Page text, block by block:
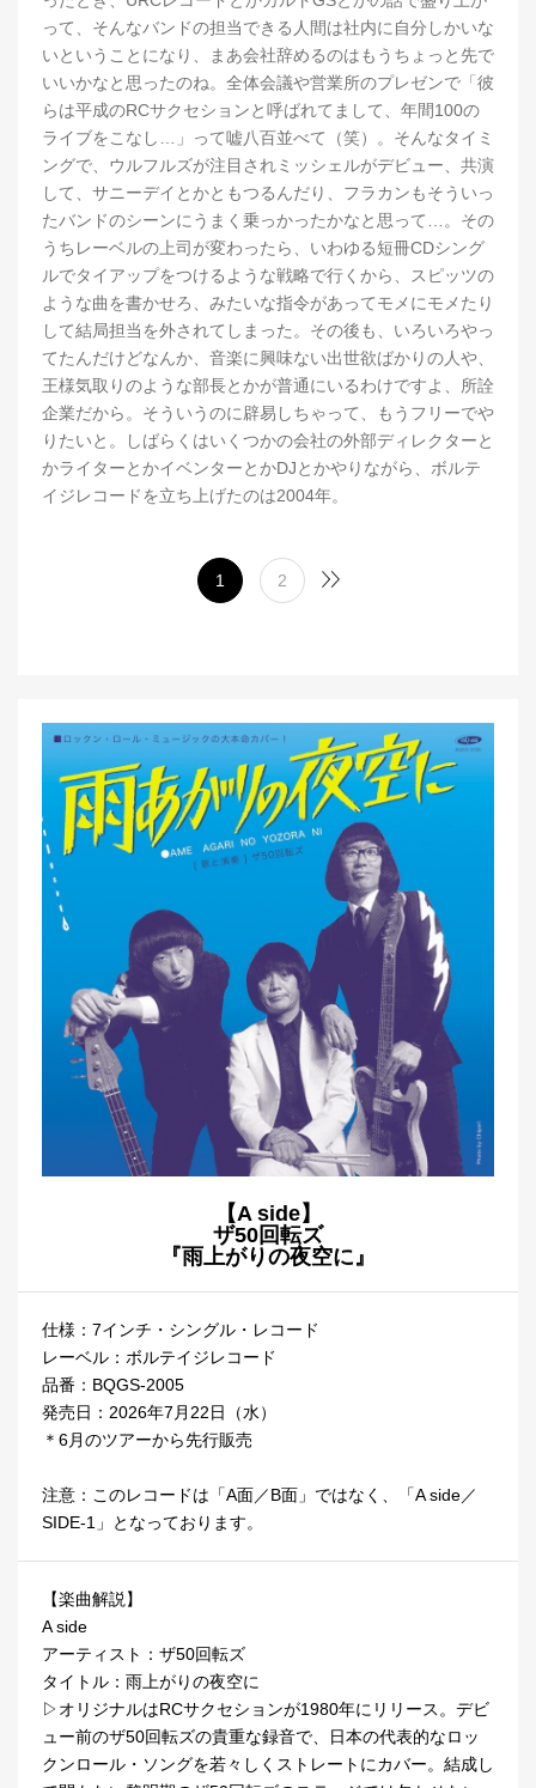
って、そんなバンドの担当できる人間は社内に自分しかいな
いということになり、まあ会社辞めるのはもうちょっと先で
いいかなと思ったのね。全体会議や営業所のプレゼンで「彼
らは平成のRCサクセションと呼ばれてまして、年間100の
ライブをこなし…」って嘘八百並べて（笑）。そんなタイミ
ングで、ウルフルズが注目されミッシェルがデビュー、共演
して、サニーデイとかともつるんだり、フラカンもそういっ
たバンドのシーンにうまく乗っかったかなと思って…。その
うちレーベルの上司が変わったら、いわゆる短冊CDシング
ルでタイアップをつけるような戦略で行くから、スピッツの
ような曲を書かせろ、みたいな指令があってモメにモメたり
して結局担当を外されてしまった。その後も、いろいろやっ
てたんだけどなんか、音楽に興味ない出世欲ばかりの人や、
王様気取りのような部長とかが普通にいるわけですよ、所詮
企業だから。そういうのに辟易しちゃって、もうフリーでや
りたいと。しばらくはいくつかの会社の外部ディレクターと
かライターとかイベンターとかDJとかやりながら、ボルテ
イジレコードを立ち上げたのは2004年。
1 2
【A side】
ザ50回転ズ
『雨上がりの夜空に』
仕様：7インチ・シングル・レコード
レーベル：ボルテイジレコード
品番：BQGS-2005
発売日：2026年7月22日（水）
＊6月のツアーから先行販売
注意：このレコードは「A面／B面」ではなく、「A side／
SIDE-1」となっております。
【楽曲解説】
A side
アーティスト：ザ50回転ズ
タイトル：雨上がりの夜空に
▷オリジナルはRCサクセションが1980年にリリース。デビ
ュー前のザ50回転ズの貴重な録音で、日本の代表的なロッ
クンロール・ソングを若々しくストレートにカバー。結成し